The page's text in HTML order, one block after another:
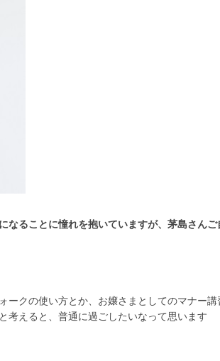
ることに憧れを抱いていますが、茅島さんご
ークの使い方とか、お嬢さまとしてのマナー講
考えると、普通に過ごしたいなって思います